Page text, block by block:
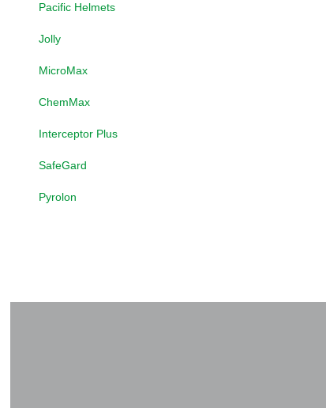
Pacific Helmets
Jolly
MicroMax
ChemMax
Interceptor Plus
SafeGard
Pyrolon